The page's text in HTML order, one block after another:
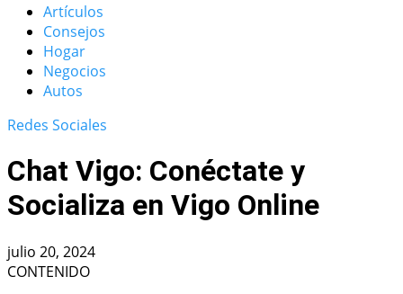
Artículos
Consejos
Hogar
Negocios
Autos
Redes Sociales
Chat Vigo: Conéctate y
Socializa en Vigo Online
julio 20, 2024
CONTENIDO